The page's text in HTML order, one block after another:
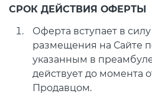
СРОК ДЕЙСТВИЯ ОФЕРТЫ
Оферта вступает в
размещения на Сайте
указанным в
действует до момента
Продавцом.